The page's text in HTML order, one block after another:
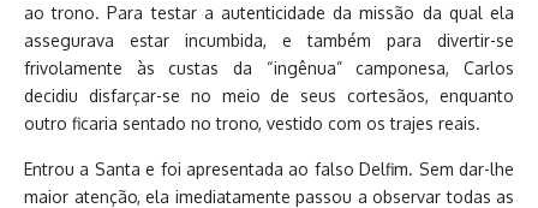
ao trono. Para testar a autenticidade da missão da qual ela
assegurava estar incumbida, e também para divertir-se
frivolamente às custas da “ingênua” camponesa, Carlos
decidiu disfarçar-se no meio de seus cortesãos, enquanto
outro ficaria sentado no trono, vestido com os trajes reais.
Entrou a Santa e foi apresentada ao falso Delfim. Sem dar-lhe
maior atenção, ela imediatamente passou a observar todas as